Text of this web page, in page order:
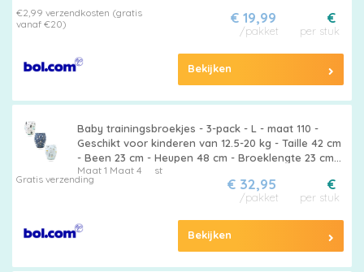
€2,99 verzendkosten (gratis
vanaf €20)
€
per stuk
€ 19,99
/pakket
Bekijken
Baby trainingsbroekjes - 3-pack - L - maat 110 -
Geschikt voor kinderen van 12.5-20 kg - Taille 42 cm
- Been 23 cm - Heupen 48 cm - Broeklengte 23 cm -
Trainingsbroekjes voor jongens en meisjes -
Wasbaar
Maat 1 Maat 4 st
Gratis verzending €
per stuk
€ 32,95
/pakket
Bekijken